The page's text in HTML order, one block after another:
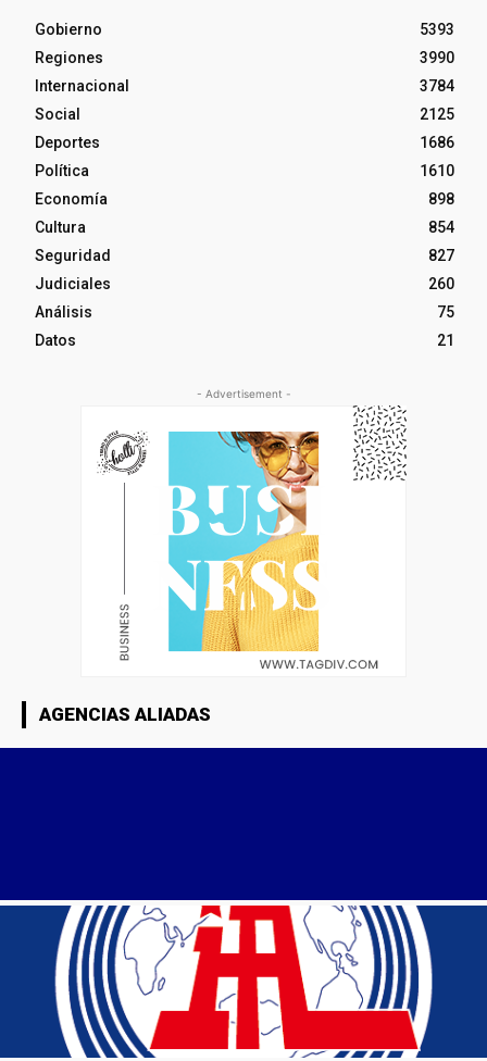
Gobierno
5393
Regiones
3990
Internacional
3784
Social
2125
Deportes
1686
Política
1610
Economía
898
Cultura
854
Seguridad
827
Judiciales
260
Análisis
75
Datos
21
- Advertisement -
AGENCIAS ALIADAS